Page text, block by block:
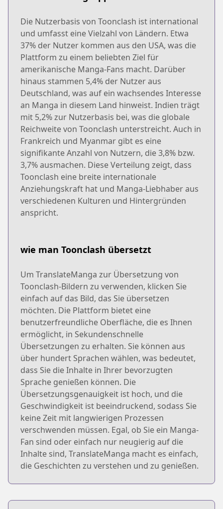
Die Nutzerbasis von Toonclash ist international
und umfasst eine Vielzahl von Ländern. Etwa
37% der Nutzer kommen aus den USA, was die
Plattform zu einem beliebten Ziel für
amerikanische Manga-Fans macht. Darüber
hinaus stammen 5,4% der Nutzer aus
Deutschland, was auf ein wachsendes Interesse
an Manga in diesem Land hinweist. Indien trägt
mit 5,2% zur Nutzerbasis bei, was die globale
Reichweite von Toonclash unterstreicht. Auch in
Frankreich und Myanmar gibt es eine
signifikante Anzahl von Nutzern, die 3,8% bzw.
3,7% ausmachen. Diese Verteilung zeigt, dass
Toonclash eine breite internationale
Anziehungskraft hat und Manga-Liebhaber aus
verschiedenen Kulturen und Hintergründen
anspricht.
wie man Toonclash übersetzt
Um TranslateManga zur Übersetzung von
Toonclash-Bildern zu verwenden, klicken Sie
einfach auf das Bild, das Sie übersetzen
möchten. Die Plattform bietet eine
benutzerfreundliche Oberfläche, die es Ihnen
ermöglicht, in Sekundenschnelle
Übersetzungen zu erhalten. Sie können aus
über hundert Sprachen wählen, was bedeutet,
dass Sie die Inhalte in Ihrer bevorzugten
Sprache genießen können. Die
Übersetzungsgenauigkeit ist hoch, und die
Geschwindigkeit ist beeindruckend, sodass Sie
keine Zeit mit langwierigen Prozessen
verschwenden müssen. Egal, ob Sie ein Manga-
Fan sind oder einfach nur neugierig auf die
Inhalte sind, TranslateManga macht es einfach,
die Geschichten zu verstehen und zu genießen.